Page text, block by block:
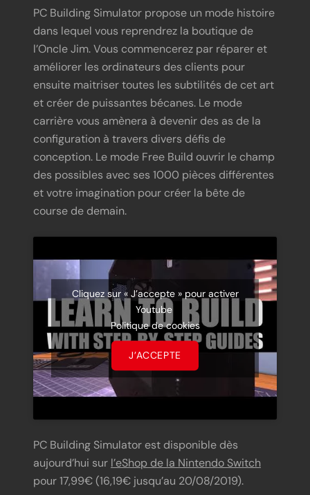
PC Building Simulator propose un mode histoire
dans lequel vous reprendrez la boutique de
l’Oncle Jim. Vous commencerez par réparer et
améliorer les ordinateurs des clients pour
ensuite maitriser toutes les subtilités de cet art
et créer de puissantes bécanes. Le mode
carrière vous amènera à devenir des as de la
configuration à travers divers défis de
conception. Le mode Free Build ouvrir le champ
des possibles avec ses 1000 pièces différentes
et votre imagination pour créer la bête de
course de demain.
Cliquez sur « J’accepte » pour activer
Youtube
Politique de cookies
J’ACCEPTE
PC Building Simulator est disponible dès
aujourd’hui sur l’eShop de la Nintendo Switch
pour 17,99€ (16,19€ jusqu’au 20/08/2019).